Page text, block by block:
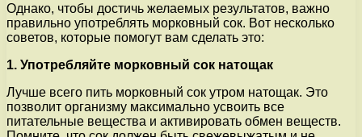
Однако, чтобы достичь желаемых результатов, важно
правильно употреблять морковный сок. Вот несколько
советов, которые помогут вам сделать это:
1. Употребляйте морковный сок натощак
Лучше всего пить морковный сок утром натощак. Это
позволит организму максимально усвоить все
питательные вещества и активировать обмен веществ.